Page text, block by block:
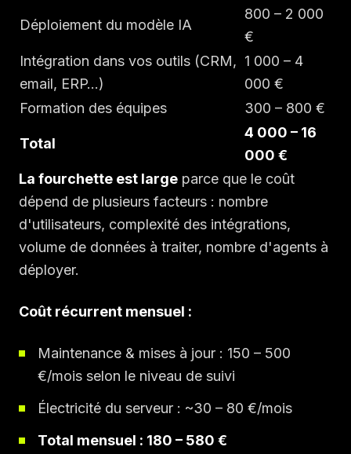
Déploiement du modèle IA
800 – 2 000
€
Intégration dans vos outils (CRM,
email, ERP…)
1 000 – 4
000 €
Formation des équipes
300 – 800 €
Total
4 000 – 16
000 €
La fourchette est large parce que le coût
dépend de plusieurs facteurs : nombre
d'utilisateurs, complexité des intégrations,
volume de données à traiter, nombre d'agents à
déployer.
Coût récurrent mensuel :
Maintenance & mises à jour : 150 – 500
€/mois selon le niveau de suivi
Électricité du serveur : ~30 – 80 €/mois
Total mensuel : 180 – 580 €